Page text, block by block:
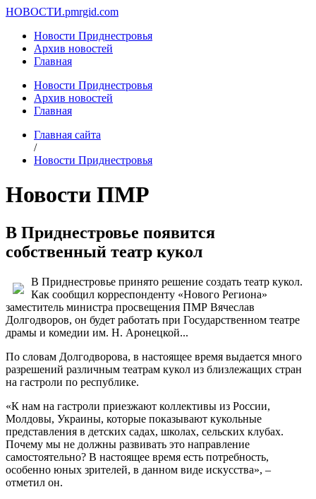
НОВОСТИ.pmrgid.com
Новости Приднестровья
Архив новостей
Главная
Новости Приднестровья
Архив новостей
Главная
Главная сайта
/
Новости Приднестровья
Новости ПМР
В Приднестровье появится
собственный театр кукол
В Приднестровье принято решение создать театр кукол.
Как сообщил корреспонденту «Нового Региона»
заместитель министра просвещения ПМР Вячеслав
Долгодворов, он будет работать при Государственном театре
драмы и комедии им. Н. Аронецкой...
По словам Долгодворова, в настоящее время выдается много
разрешений различным театрам кукол из близлежащих стран
на гастроли по республике.
«К нам на гастроли приезжают коллективы из России,
Молдовы, Украины, которые показывают кукольные
представления в детских садах, школах, сельских клубах.
Почему мы не должны развивать это направление
самостоятельно? В настоящее время есть потребность,
особенно юных зрителей, в данном виде искусства», –
отметил он.